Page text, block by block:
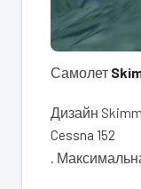
Самолет
Дизайн
Cessna 152
.